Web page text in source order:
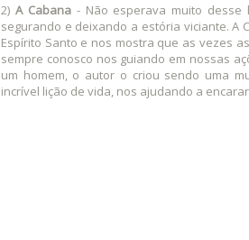
2) A Cabana- Não esperava muito desse
segurando e deixando a estória viciante. A
Espírito Santo e nos mostra que as vezes
sempre conosco nos guiando em nossas
um homem, o autor o criou sendo uma
incrível lição de vida, nos ajudando a